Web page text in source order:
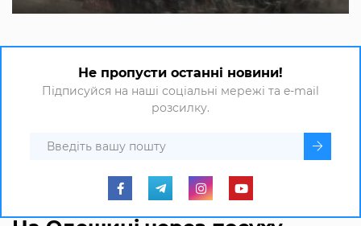
Не пропусти останні новини!
Підписуйся на наші соціальні мережі та e-mail
розсилку.